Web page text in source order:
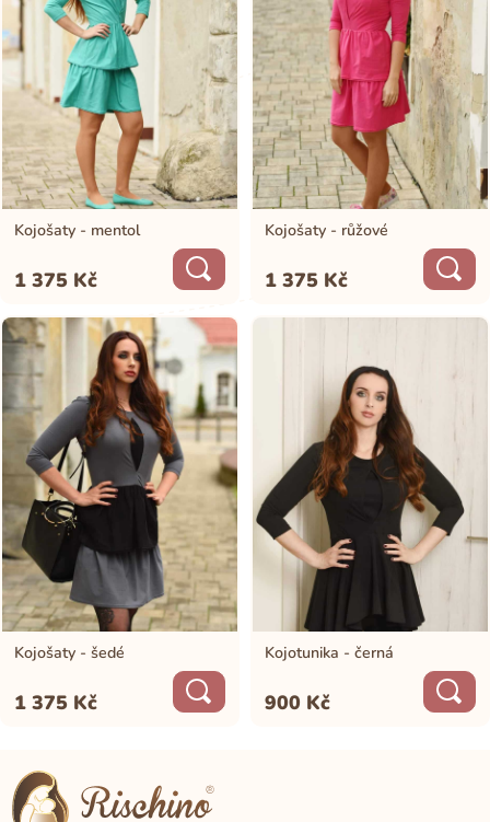
Kojošaty - mentol
1 375 Kč
Kojošaty - růžové
1 375 Kč
Kojošaty - šedé
1 375 Kč
Kojotunika - černá
900 Kč